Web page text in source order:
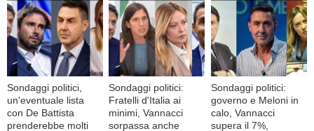
Sondaggi politici,
un'eventuale lista
con De Battista
prenderebbe molti
Sondaggi politici:
Fratelli d'Italia ai
minimi, Vannacci
sorpassa anche
Sondaggi politici:
governo e Meloni in
calo, Vannacci
supera il 7%,